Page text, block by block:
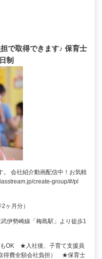
で取得できます♪ 保育士
制
。 会社紹介動画配信中！お気軽
create-group/#/pl
ヶ月分）
伊勢崎線「梅島駅」より徒歩1
もOK ★入社後、子育て支援員
得費全額会社負担） ★保育士